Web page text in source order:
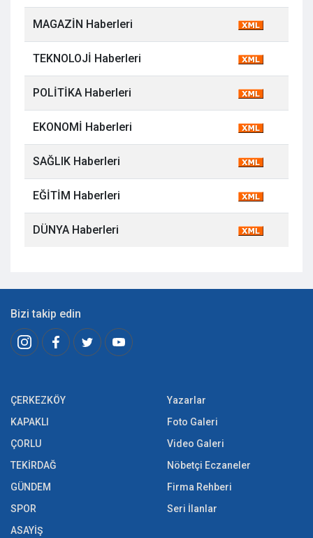
MAGAZİN Haberleri
TEKNOLOJİ Haberleri
POLİTİKA Haberleri
EKONOMİ Haberleri
SAĞLIK Haberleri
EĞİTİM Haberleri
DÜNYA Haberleri
Bizi takip edin
ÇERKEZKÖY
KAPAKLI
ÇORLU
TEKİRDAĞ
GÜNDEM
SPOR
ASAYİŞ
Yazarlar
Foto Galeri
Video Galeri
Nöbetçi Eczaneler
Firma Rehberi
Seri İlanlar